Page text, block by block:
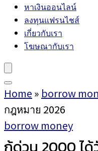
หาเงินออนไลน์
ลงทุนแฟรนไชส์
เกี่ยวกับเรา
โฆษณากับเรา
Home » borrow
กฎหมาย 2026
borrow money